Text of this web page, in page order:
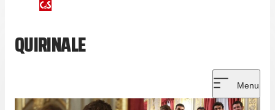
QUIRINALE
Menu